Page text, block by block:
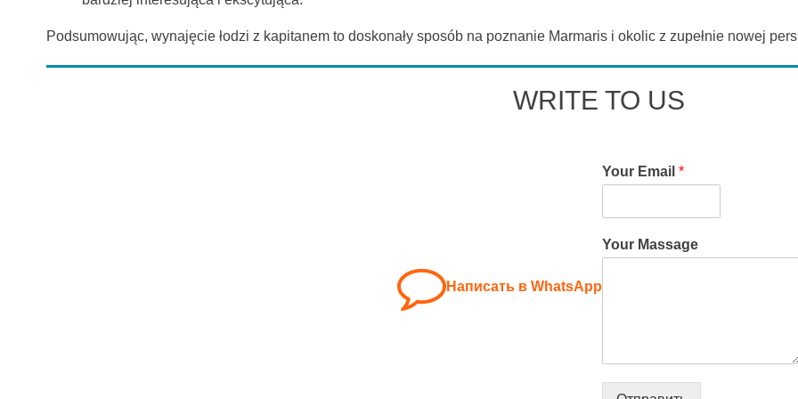
Podsumowując, wynajęcie łodzi z kapitanem to doskonały sposób na poznanie Marmaris i okolic z zupełnie nowej
WRITE TO US
Написать в WhatsApp
Your Email *
Your Massage